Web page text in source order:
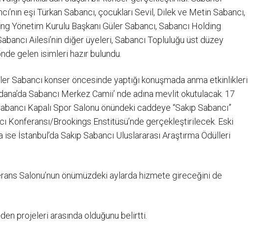
eşi Türkan Sabancı, çocukları Sevil, Dilek ve Metin Sabancı,
Yönetim Kurulu Başkanı Güler Sabancı, Sabancı Holding
Ailesi’nin diğer üyeleri, Sabancı Topluluğu üst düzey
gelen isimleri hazır bulundu.
Sabancı konser öncesinde yaptığı konuşmada anma etkinlikleri
Sabancı Merkez Camii’ nde adına mevlit okutulacak. 17
Kapalı Spor Salonu önündeki caddeye “Sakıp Sabancı”
Konferansı/Brookings Enstitüsü’nde gerçekleştirilecek. Eski
İstanbul’da Sakıp Sabancı Uluslararası Araştırma Ödülleri
Salonu’nun önümüzdeki aylarda hizmete gireceğini de
projeleri arasında olduğunu belirtti.